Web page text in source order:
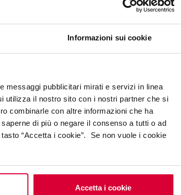
Informazioni sui cookie
messaggi pubblicitari mirati e servizi in linea
utilizza il nostro sito con i nostri partner che si
combinarle con altre informazioni che ha
di più o negare il consenso a tutti o ad
“Accetta i cookie”. Se non vuole i cookie
Accetta i cookie